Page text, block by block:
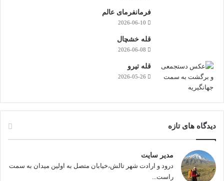
حکایت همچنان باقیست..فرمانفرمای عالم
2026-06-10
قله خشچال
2026-06-08
قله تیرو
2026-05-26
دیدگاه های تازه
مدیر سایت
درود و ارادت شهر تالش،خیابان متصل به اولین میدان به سمت
راست...